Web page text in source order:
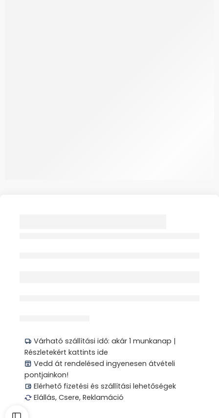
Várható szállítási idő: akár 1 munkanap |
Részletekért kattints ide
Vedd át rendelésed ingyenesen átvételi
pontjainkon!
Elérhető fizetési és szállítási lehetőségek
Elállás, Csere, Reklamáció